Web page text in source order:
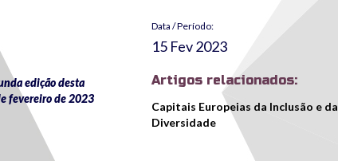
edição desta
fevereiro de 2023
Data / Período:
15 Fev 2023
Artigos relacionados:
Capitais Europeias da Inclusão e da
Diversidade